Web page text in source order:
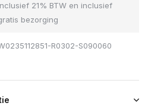
21% BTW en inclusief
bezorging
R0302-S090060